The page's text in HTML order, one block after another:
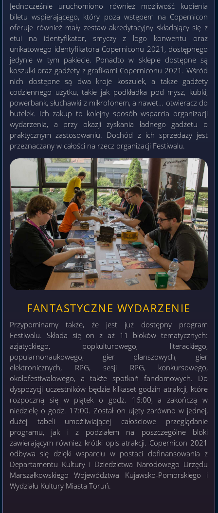
Jednocześnie uruchomiono również możliwość kupienia
biletu wspierającego, który poza wstępem na Copernicon
oferuje również mały zestaw akredytacyjny składający się z
etui na identyfikator, smyczy z logo konwentu oraz
unikatowego identyfikatora Coperniconu 2021, dostępnego
jedynie w tym pakiecie. Ponadto w sklepie dostępne są
koszulki oraz gadżety z grafikami Coperniconu 2021. Wśród
nich dostępne są dwa kroje koszulek, a także gadżety
codziennego użytku, takie jak podkładka pod mysz, kubki,
powerbank, słuchawki z mikrofonem, a nawet… otwieracz do
butelek. Ich zakup to kolejny sposób wsparcia organizacji
wydarzenia, a przy okazji zyskania ładnego gadżetu o
praktycznym zastosowaniu. Dochód z ich sprzedaży jest
przeznaczany w całości na rzecz organizacji Festiwalu.
FANTASTYCZNE WYDARZENIE
Przypominamy także, że jest już dostępny program
Festiwalu. Składa się on z aż 11 bloków tematycznych:
azjatyckiego, popkulturowego, literackiego,
popularnonaukowego, gier planszowych, gier
elektronicznych, RPG, sesji RPG, konkursowego,
okołofestiwalowego, a także spotkań fandomowych. Do
dyspozycji uczestników będzie kilkaset godzin atrakcji, które
rozpoczną się w piątek o godz. 16:00, a zakończą w
niedzielę o godz. 17:00. Został on ujęty zarówno w jednej,
dużej tabeli umożliwiającej całościowe przeglądanie
programu, jak i z podziałem na poszczególne bloki
zawierającym również krótki opis atrakcji. Copernicon 2021
odbywa się dzięki wsparciu w postaci dofinansowania z
Departamentu Kultury i Dziedzictwa Narodowego Urzędu
Marszałkowskiego Województwa Kujawsko-Pomorskiego i
Wydziału Kultury Miasta Toruń.